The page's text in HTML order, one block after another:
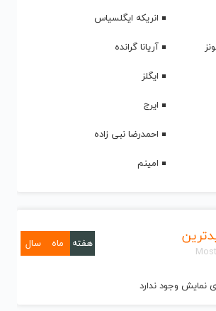
انریکه ایگلسیاس
آریانا گرانده
ایگلز
ایرج
احمدرضا نبی زاده
امینم
هفته ماه سال
نمایش وجود ندارد